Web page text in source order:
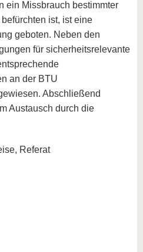
ein Missbrauch bestimmter
ist, ist eine
geboten. Neben den
für sicherheitsrelevante
an der BTU
Abschließend
Austausch durch die
Referat